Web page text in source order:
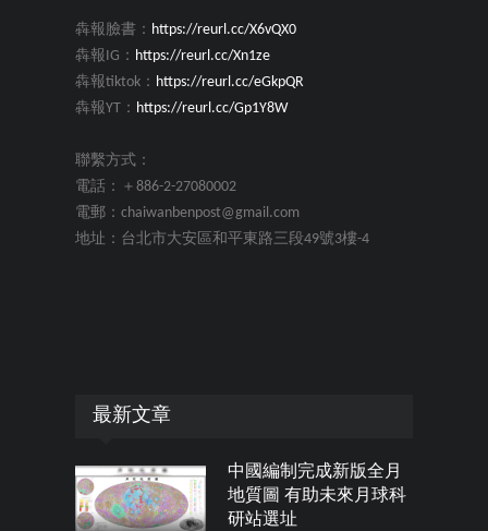
犇報臉書： https://reurl.cc/X6vQX0
犇報IG： https://reurl.cc/Xn1ze
犇報tiktok： https://reurl.cc/eGkpQR
犇報YT： https://reurl.cc/Gp1Y8W
聯繫方式：
電話：＋886-2-27080002
電郵：chaiwanbenpost@gmail.com
地址：台北市大安區和平東路三段49號3樓-4
最新文章
中國編制完成新版全月
地質圖 有助未來月球科
研站選址